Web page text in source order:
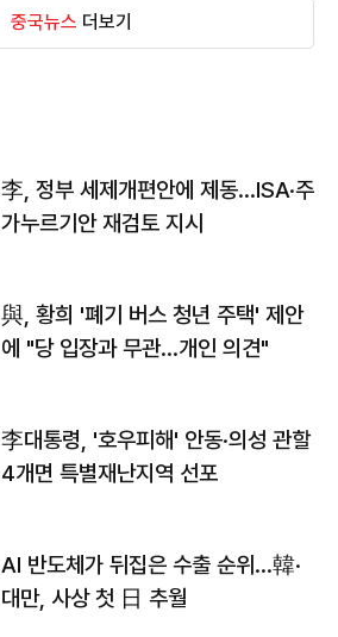
중국뉴스 더보기
李, 정부 세제개편안에 제동…ISA·주
가누르기안 재검토 지시
與, 황희 '폐기 버스 청년 주택' 제안
에 "당 입장과 무관…개인 의견"
李대통령, '호우피해' 안동·의성 관할
4개면 특별재난지역 선포
AI 반도체가 뒤집은 수출 순위…韓·
대만, 사상 첫 日 추월